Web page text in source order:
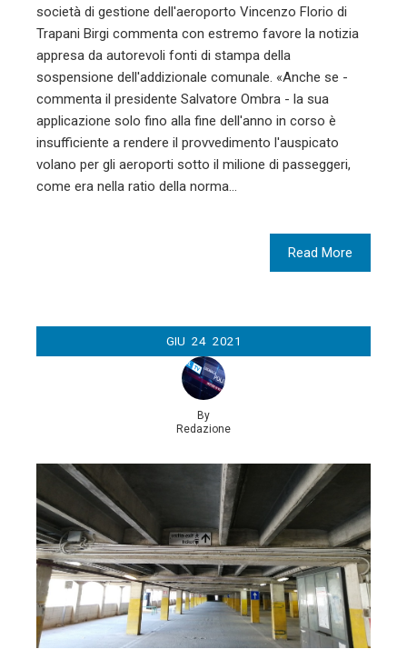
società di gestione dell'aeroporto Vincenzo Florio di
Trapani Birgi commenta con estremo favore la notizia
appresa da autorevoli fonti di stampa della
sospensione dell'addizionale comunale. «Anche se -
commenta il presidente Salvatore Ombra - la sua
applicazione solo fino alla fine dell'anno in corso è
insufficiente a rendere il provvedimento l'auspicato
volano per gli aeroporti sotto il milione di passeggeri,
come era nella ratio della norma…
Read More
GIU 24 2021
By
Redazione